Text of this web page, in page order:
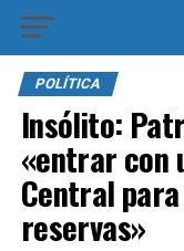
POLÍTICA
Insólito:
«entrar con
Central
reservas»